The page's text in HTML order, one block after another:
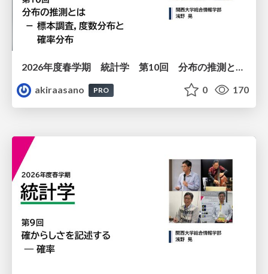
2026年度春学期 統計学 第10回 分布の推測とは － 標本調査，度数分布と確率分布 (2026. 6. 4)
akiraasano
PRO 0 170